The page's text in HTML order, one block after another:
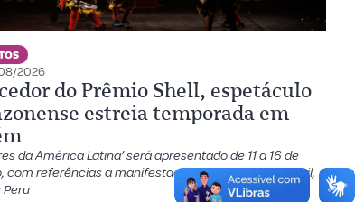
2026
do Prêmio Shell, espetáculo
estreia temporada em
da América Latina’ será apresentado de 11 a 16 de
com referências a manifestações populares do Brasil,
Peru